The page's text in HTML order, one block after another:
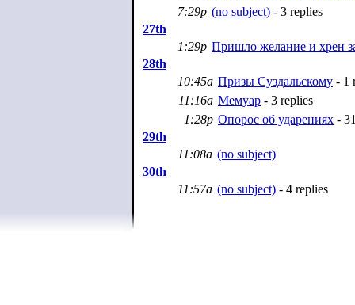
7:29p (no subject) - 3 replies
27th
1:29p Пришло желание и хрен
28th
10:45a Призы Суздальскому - 1
11:16a Мемуар - 3 replies
1:28p Опорос об ударениях -
29th
11:08a (no subject)
30th
11:57a (no subject) - 4 replies